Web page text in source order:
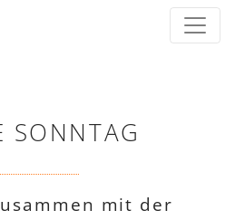
SONNTAG
mit der